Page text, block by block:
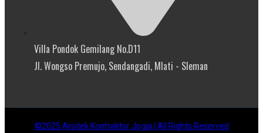
Villa Pondok Gemilang No.D11
Jl. Wongso Premujo, Sendangadi, Mlati - Sleman
©2025 Arsitek Kontraktor Jogja | All Rights Reserved